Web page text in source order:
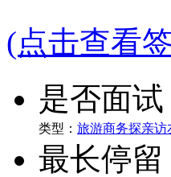
(点击查看
是否面
类型： 旅游商务探亲访
最长停